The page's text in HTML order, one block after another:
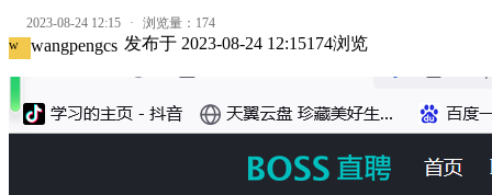
2023-08-24 12:15 · 浏览量： 174
w
wangpengcs 发布于 2023-08-24 12:15174浏览